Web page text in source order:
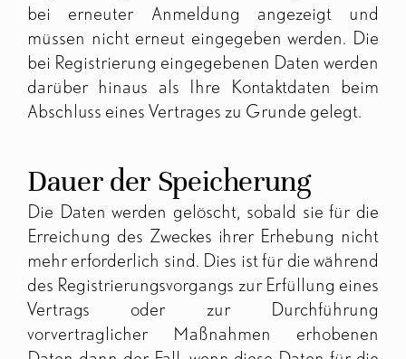
bei erneuter Anmeldung angezeigt und
müssen nicht erneut eingegeben werden. Die
bei Registrierung eingegebenen Daten werden
darüber hinaus als Ihre Kontaktdaten beim
Abschluss eines Vertrages zu Grunde gelegt.
Dauer der Speicherung
Die Daten werden gelöscht, sobald sie für die
Erreichung des Zweckes ihrer Erhebung nicht
mehr erforderlich sind. Dies ist für die während
des Registrierungsvorgangs zur Erfüllung eines
Vertrags oder zur Durchführung
vorvertraglicher Maßnahmen erhobenen